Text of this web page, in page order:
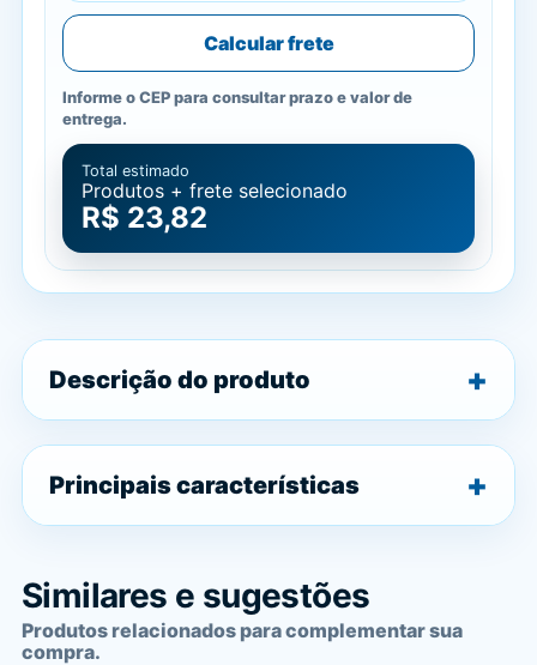
Calcular frete
Informe o CEP para consultar prazo e valor de
entrega.
Total estimado
Produtos + frete selecionado
R$ 23,82
Descrição do produto
Principais características
Similares e sugestões
Produtos relacionados para complementar sua
compra.